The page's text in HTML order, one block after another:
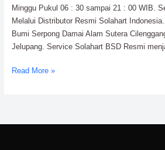
Minggu Pukul 06 : 30 sampai 21 : 00 WIB.
Melalui Distributor Resmi Solahart
Bumi Serpong Damai Alam Sutera
Jelupang. Service Solahart BSD Resmi
Read More »